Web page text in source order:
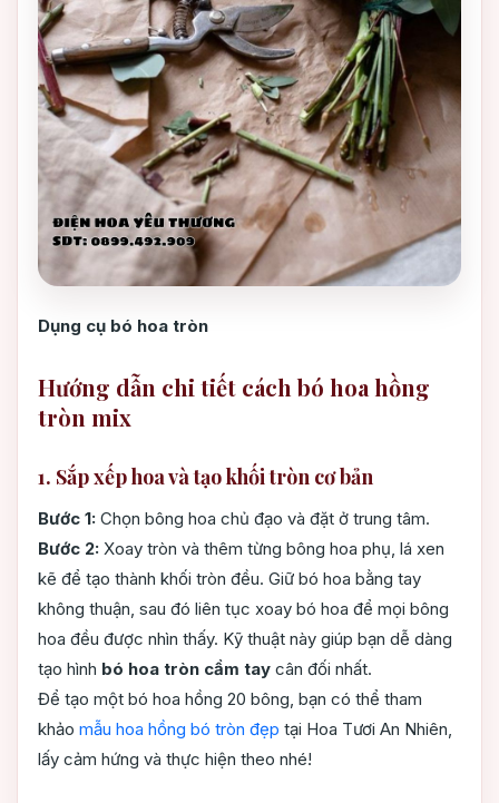
Dụng cụ bó hoa tròn
Hướng dẫn chi tiết cách bó hoa hồng
tròn mix
1. Sắp xếp hoa và tạo khối tròn cơ bản
Bước 1: Chọn bông hoa chủ đạo và đặt ở trung tâm.
Bước 2: Xoay tròn và thêm từng bông hoa phụ, lá xen
kẽ để tạo thành khối tròn đều. Giữ bó hoa bằng tay
không thuận, sau đó liên tục xoay bó hoa để mọi bông
hoa đều được nhìn thấy. Kỹ thuật này giúp bạn dễ dàng
tạo hình bó hoa tròn cầm tay cân đối nhất.
Để tạo một bó hoa hồng 20 bông, bạn có thể tham
khảo mẫu hoa hồng bó tròn đẹp tại Hoa Tươi An Nhiên,
lấy cảm hứng và thực hiện theo nhé!